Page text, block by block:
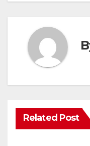
Related Post